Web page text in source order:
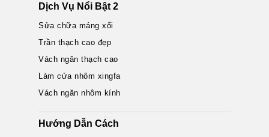
Dịch Vụ Nổi Bật 2
Sửa chữa máng xối
Trần thạch cao đẹp
Vách ngăn thạch cao
Làm cửa nhôm xingfa
Vách ngăn nhôm kính
Hướng Dẫn Cách